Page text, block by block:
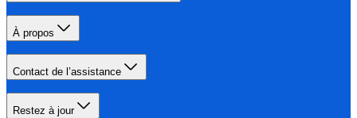
À propos
Contact de l’assistance
Restez à jour